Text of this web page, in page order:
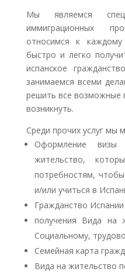
Мы являемся
иммиграционных
относимся к
быстро и легко
испанское
занимаемся всеми
решить все возможные
возникнуть.
Среди прочих услуг
Оформление
жительство,
потребностям,
и/или учиться в
Гражданство Испании
получения Вида на
Социальному,
Семейная карта
Вида на жительство